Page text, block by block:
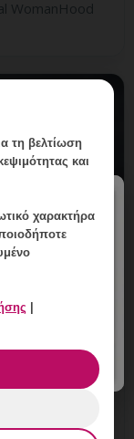
WomanHood
τη βελτίωση
και
χαρακτήρα